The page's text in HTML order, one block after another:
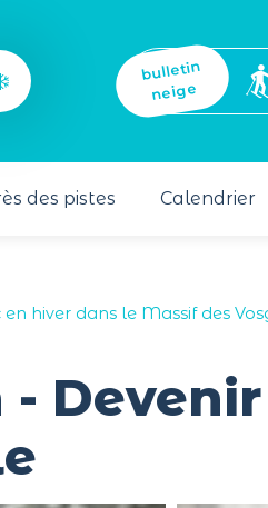
bulletin
neige
des pistes Calendrier
hiver dans le Massif des
-